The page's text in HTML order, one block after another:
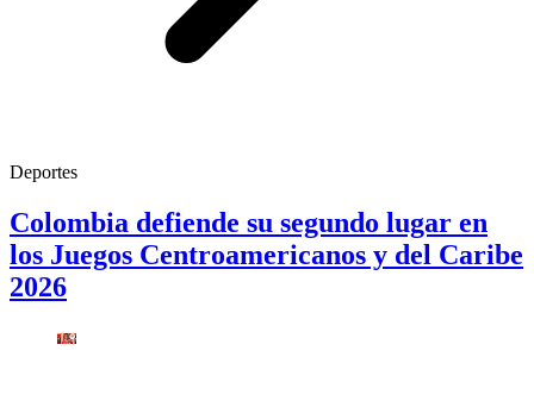
Deportes
Colombia defiende su segundo lugar en
los Juegos Centroamericanos y del Caribe
2026